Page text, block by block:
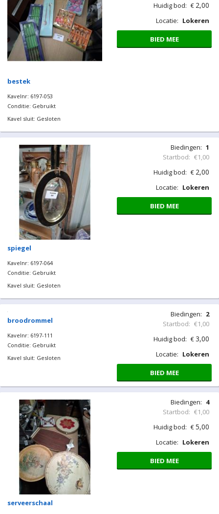
bestek
Kavelnr: 6197-053
Conditie: Gebruikt
Kavel sluit: Gesloten
Huidig bod: € 2,00
Locatie: Lokeren
BIED MEE
spiegel
Kavelnr: 6197-064
Conditie: Gebruikt
Kavel sluit: Gesloten
Biedingen: 1
Startbod: €1,00
Huidig bod: € 2,00
Locatie: Lokeren
BIED MEE
broodrommel
Kavelnr: 6197-111
Conditie: Gebruikt
Kavel sluit: Gesloten
Biedingen: 2
Startbod: €1,00
Huidig bod: €3,00
Locatie: Lokeren
BIED MEE
serveerschaal
Biedingen: 4
Startbod: €1,00
Huidig bod: €5,00
Locatie: Lokeren
BIED MEE